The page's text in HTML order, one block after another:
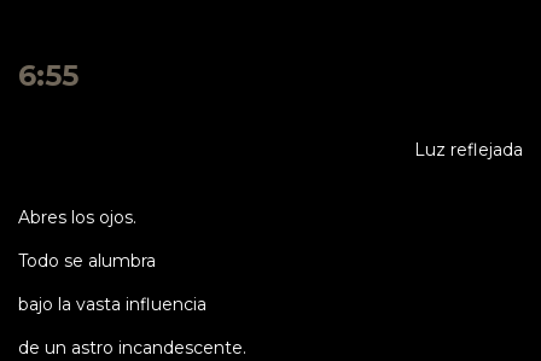
6:55
Luz reflejada
Abres los ojos.
Todo se alumbra
bajo la vasta influencia
de un astro incandescente.